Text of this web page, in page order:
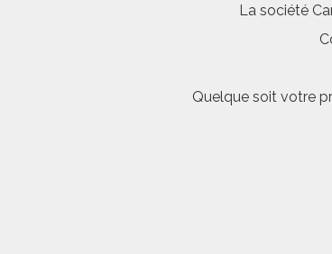
La société
Quelque soit votre